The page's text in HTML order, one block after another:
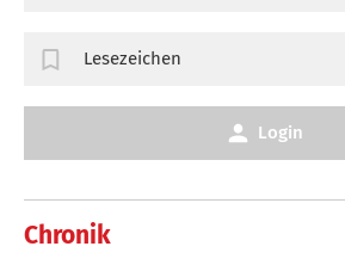
Chronik
Lesezeichen
Login